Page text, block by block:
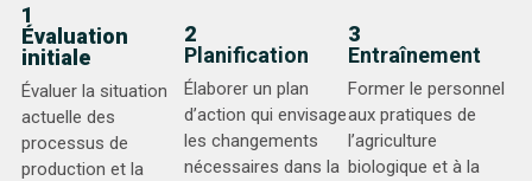
1
Évaluation
initiale
Évaluer la situation
actuelle des
processus de
production et la
2
Planification
Élaborer un plan
d’action qui envisage
les changements
nécessaires dans la
3
Entraînement
Former le personnel
aux pratiques de
l’agriculture
biologique et à la